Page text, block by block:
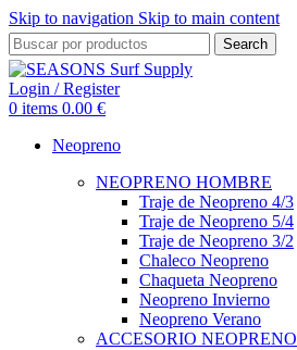
Skip to navigation Skip to main content
Search
Login / Register
0 items 0.00 €
Neopreno
NEOPRENO HOMBRE
Traje de Neopreno 4/3
Traje de Neopreno 5/4
Traje de Neopreno 3/2
Chaleco Neopreno
Chaqueta Neopreno
Neopreno Invierno
Neopreno Verano
ACCESORIO NEOPRENO